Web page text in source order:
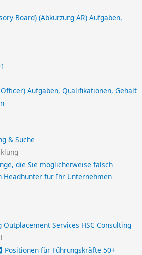
Board) (Abkürzung AR) Aufgaben,
Officer) Aufgaben, Qualifikationen, Gehalt
die Sie möglicherweise falsch
Headhunter für Ihr Unternehmen
Positionen für Führungskräfte 50+